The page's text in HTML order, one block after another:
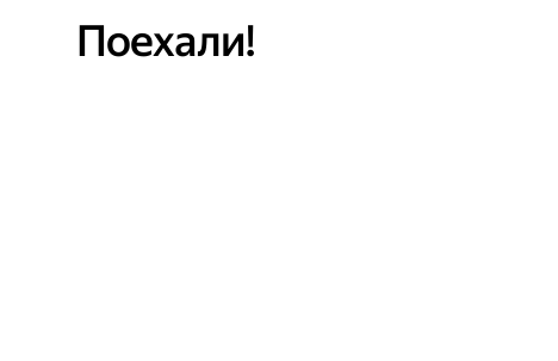
Поехали!